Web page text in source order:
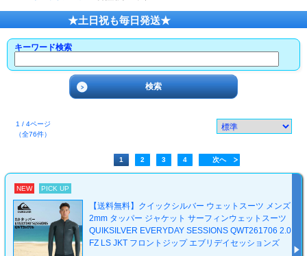
★土日祝も毎日発送★
キーワード検索
1 / 4ページ
（全76件）
1 2 3 4 次へ
NEW PICK UP
【送料無料】クイックシルバー ウェットスーツ メンズ
2mm タッパー ジャケット サーフィンウェットスーツ
QUIKSILVER EVERYDAY SESSIONS QWT261706 2.0
FZ LS JKT フロントジップ エブリデイセッションズ